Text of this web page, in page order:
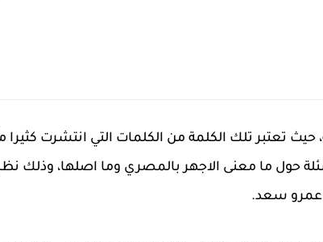
تعتبر تلك الكلمة من الكلمات التي انتشرت كثيرا
حول ما معنى الاجهر بالمصري وما اصلها، وذلك
عمرو سعد.